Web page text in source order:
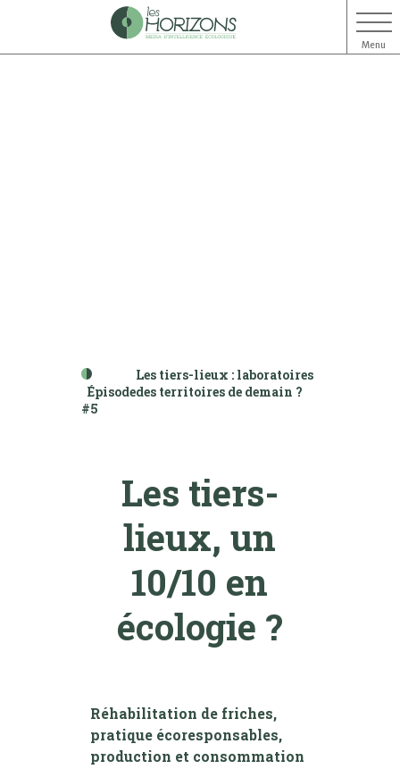
Menu
Épisode
#5
Les tiers-lieux : laboratoires
des territoires de demain ?
Les tiers-
lieux, un
10/10 en
écologie ?
Réhabilitation de friches,
pratique écoresponsables,
production et consommation